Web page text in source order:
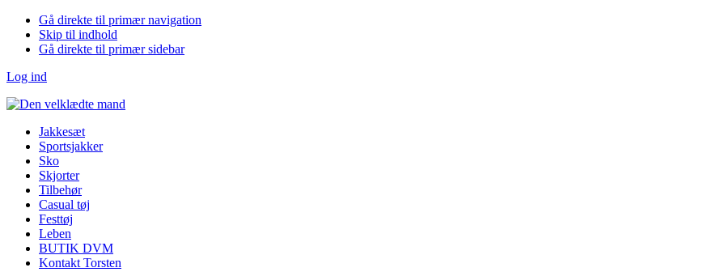
Gå direkte til primær navigation
Skip til indhold
Gå direkte til primær sidebar
Log ind
Jakkesæt
Sportsjakker
Sko
Skjorter
Tilbehør
Casual tøj
Festtøj
Leben
BUTIK DVM
Kontakt Torsten